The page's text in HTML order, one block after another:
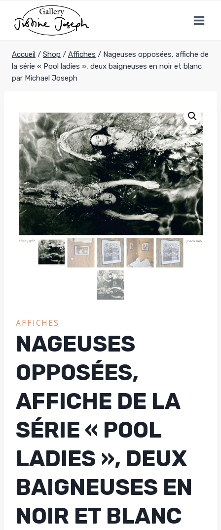
contenu
Accueil / Shop / Affiches / Nageuses opposées, affiche de
la série « Pool ladies », deux baigneuses en noir et blanc
par Michael Joseph
AFFICHES
NAGEUSES
OPPOSÉES,
AFFICHE DE LA
SÉRIE « POOL
LADIES », DEUX
BAIGNEUSES EN
NOIR ET BLANC